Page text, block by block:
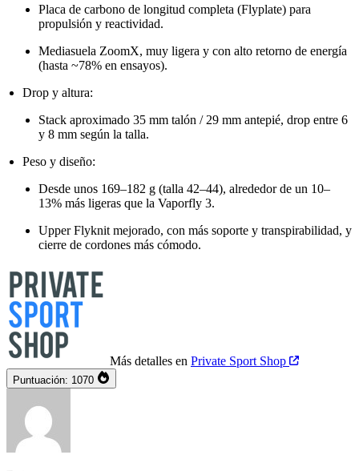
Placa de carbono de longitud completa (Flyplate) para
propulsión y reactividad.
Mediasuela ZoomX, muy ligera y con alto retorno de energía
(hasta ~78% en ensayos).
Drop y altura:
Stack aproximado 35 mm talón / 29 mm antepié, drop entre 6
y 8 mm según la talla.
Peso y diseño:
Desde unos 169–182 g (talla 42–44), alrededor de un 10–
13% más ligeras que la Vaporfly 3.
Upper Flyknit mejorado, con más soporte y transpirabilidad, y
cierre de cordones más cómodo.
Más detalles en Private Sport Shop
Puntuación: 1070